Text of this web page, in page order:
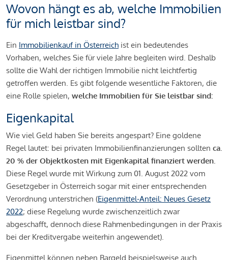
Wovon hängt es ab, welche Immobilien
für mich leistbar sind?
Ein Immobilienkauf in Österreich ist ein bedeutendes
Vorhaben, welches Sie für viele Jahre begleiten wird. Deshalb
sollte die Wahl der richtigen Immobilie nicht leichtfertig
getroffen werden. Es gibt folgende wesentliche Faktoren, die
eine Rolle spielen, welche Immobilien für Sie leistbar sind:
Eigenkapital
Wie viel Geld haben Sie bereits angespart? Eine goldene
Regel lautet: bei privaten Immobilienfinanzierungen sollten ca.
20 % der Objektkosten mit Eigenkapital finanziert werden.
Diese Regel wurde mit Wirkung zum 01. August 2022 vom
Gesetzgeber in Österreich sogar mit einer entsprechenden
Verordnung unterstrichen (Eigenmittel-Anteil: Neues Gesetz
2022; diese Regelung wurde zwischenzeitlich zwar
abgeschafft, dennoch diese Rahmenbedingungen in der Praxis
bei der Kreditvergabe weiterhin angewendet).
Eigenmittel können neben Bargeld beispielsweise auch